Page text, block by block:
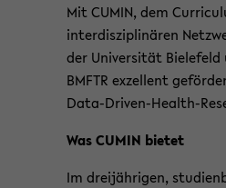
Mit CUMIN, dem
in­ter­dis­zi­pli­nä­ren
der Uni­ver­si­tät Bie­le­feld
BMFTR ex­zel­lent
Data-​Driven-Health-
Was CUMIN bie­tet
Im drei­jäh­ri­gen,